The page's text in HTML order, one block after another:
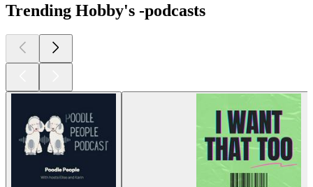
Trending Hobby's -podcasts